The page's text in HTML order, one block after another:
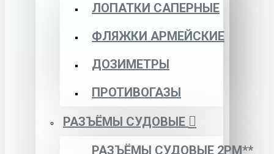
ЛОПАТКИ САПЕРНЫЕ
ФЛЯЖКИ АРМЕЙСКИЕ
ДОЗИМЕТРЫ
ПРОТИВОГАЗЫ
РАЗЪЁМЫ СУДОВЫЕ
РАЗЪЁМЫ СУДОВЫЕ 2РМ**